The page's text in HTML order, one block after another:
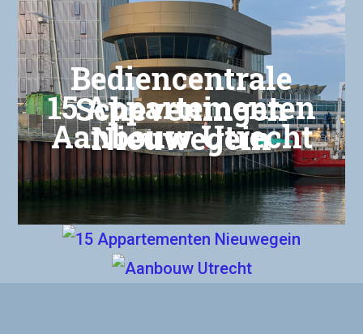
Bediencentrale
Scheveningen
15 Appartementen
Nieuwegein
Aanbouw Utrecht